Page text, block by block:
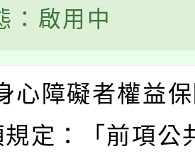
：啟用中
心障礙者權益
定：「前項公